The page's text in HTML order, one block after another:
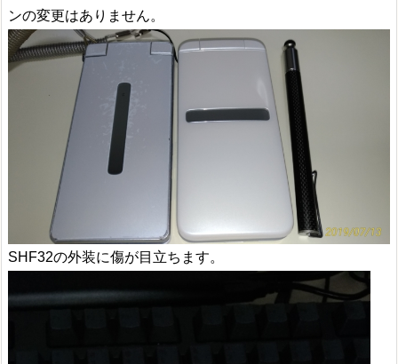
ンの変更はありません。
SHF32の外装に傷が目立ちます。